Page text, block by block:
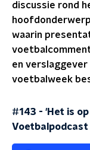
discussie rond
waarin
en
voetbalweek
#143 - 'Het is
Voetbalpodcast